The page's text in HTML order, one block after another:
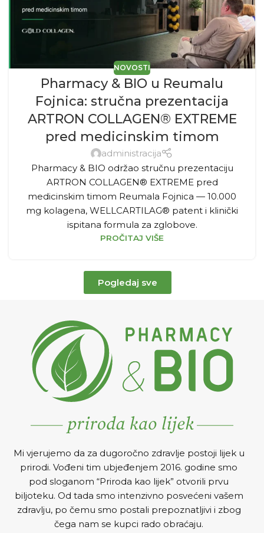
NOVOSTI
Pharmacy & BIO u Reumalu
Fojnica: stručna prezentacija
ARTRON COLLAGEN® EXTREME
pred medicinskim timom
administracija
Pharmacy & BIO održao stručnu prezentaciju
ARTRON COLLAGEN® EXTREME pred
medicinskim timom Reumala Fojnica — 10.000
mg kolagena, WELLCARTILAG® patent i klinički
ispitana formula za zglobove.
PROČITAJ VIŠE
Pogledaj sve
Mi vjerujemo da za dugoročno zdravlje postoji lijek u
prirodi. Vođeni tim ubjeđenjem 2016. godine smo
pod sloganom “Priroda kao lijek” otvorili prvu
biljoteku. Od tada smo intenzivno posvećeni vašem
zdravlju, po čemu smo postali prepoznatljivi i zbog
čega nam se kupci rado obraćaju.